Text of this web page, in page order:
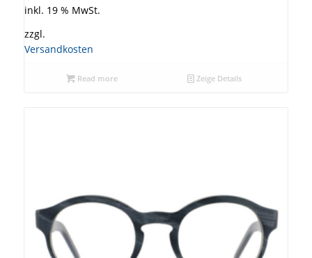
inkl. 19 % MwSt.
zzgl.
Versandkosten
Read more Zeige Details